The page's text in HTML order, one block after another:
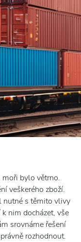
moři bylo větrno.
veškerého zboží.
nutné s těmito vlivy
nim docházet, vše
srovnáme řešení
rozhodnout.